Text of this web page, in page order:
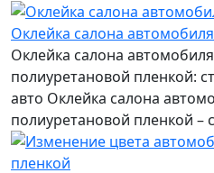
Оклейка салона автомобиля
Оклейка салона
полиуретановой пленкой:
авто Оклейка салона
полиуретановой пленкой –